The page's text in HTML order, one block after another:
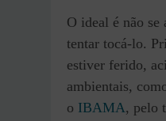
O ideal é não se
tentar tocá-lo.
estiver ferido,
ambientais,
o IBAMA, pelo